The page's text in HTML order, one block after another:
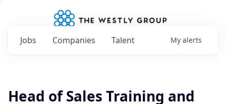
Jobs Companies Talent My alerts
Head of Sales Training and